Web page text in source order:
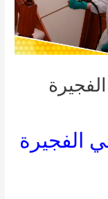
الفجيرة